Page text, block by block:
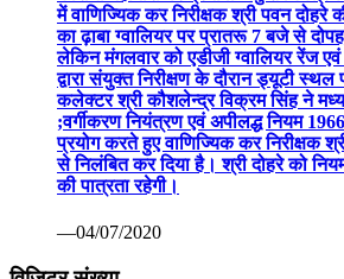
में वाणिज्यिक कर निरीक्षक श्री पवन दोहरे
का ढ़ाबा ग्वालियर पर प्रातरू 7 बजे से
लेकिन मंगलवार को एडीजी ग्वालियर रेंज
द्वारा संयुक्त निरीक्षण के दौरान ड्यूटी
कलेक्टर श्री कौशलेन्द्र विक्रम सिंह ने
;वर्गीकरण नियंत्रण एवं अपीलद्ध नियम
प्रयोग करते हुए वाणिज्यिक कर निरीक्षक
से निलंबित कर दिया है। श्री दोहरे को
की पात्रता रहेगी।
—04/07/2020